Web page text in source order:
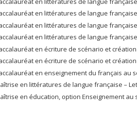
en littératures de langue
en littératures de langue
en littératures de langue
en écriture de scénario et
en écriture de scénario et
en enseignement du français au
en littératures de langue française –
en éducation, option Enseignement